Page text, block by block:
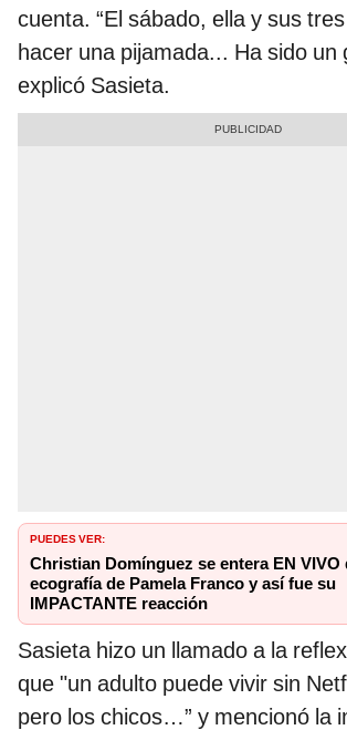
cuenta. “El sábado, ella y sus
hacer una pijamada... Ha sido un
explicó Sasieta.
PUEDES VER:
Christian Domínguez se entera EN VIVO
ecografía de Pamela Franco y así fue su
IMPACTANTE reacción
Sasieta hizo un llamado a la
que "un adulto puede vivir sin
pero los chicos…” y mencionó la